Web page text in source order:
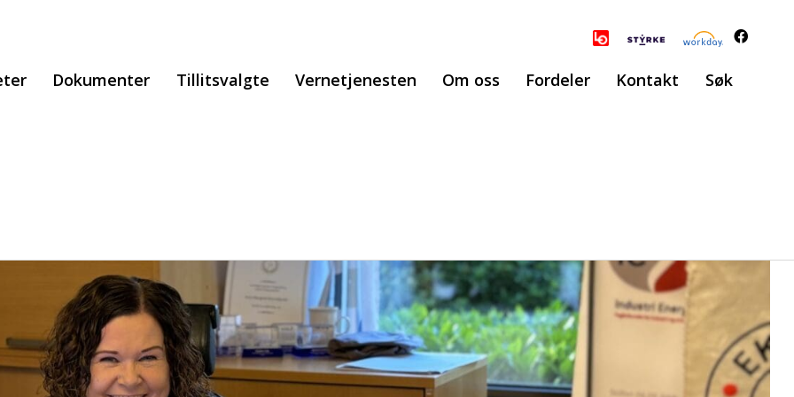
Dokumenter Tillitsvalgte Vernetjenesten Om oss Fordeler Kontakt Søk